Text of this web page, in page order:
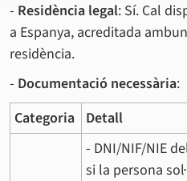
- Residència legal: Sí. Cal
a Espanya, acreditada
residència.
- Documentació necessària:
Categoria Detall
- DNI/NIF/NIE
si la persona